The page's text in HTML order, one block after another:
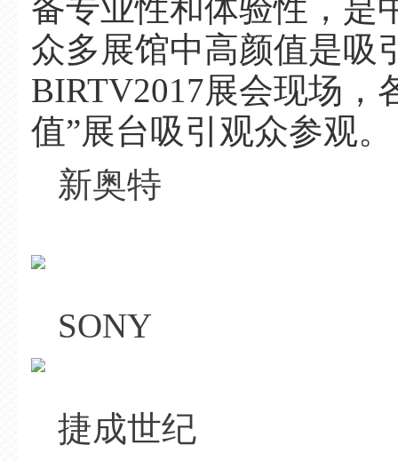
备专业性和体验性，是
众多展馆中高颜值是吸
BIRTV2017展会现场，
值”展台吸引观众参观。
新奥特
SONY
捷成世纪